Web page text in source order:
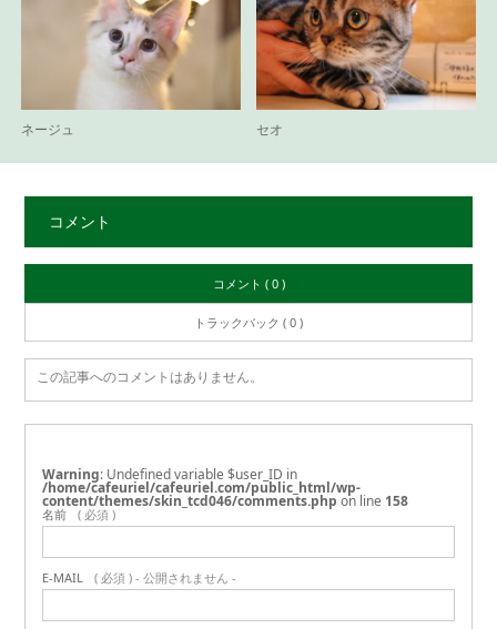
ネージュ セオ
コメント
コメント ( 0 )
トラックバック ( 0 )
この記事へのコメントはありません。
Warning : Undefined variable $user_ID in
/home/cafeuriel/cafeuriel.com/public_html/wp-
content/themes/skin_tcd046/comments.php on line 158
名前 ( 必須 )
E-MAIL ( 必須 ) - 公開されません -